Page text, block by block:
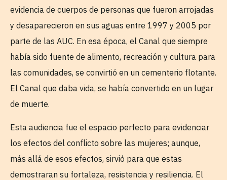
evidencia de cuerpos de personas que fueron arrojadas
y desaparecieron en sus aguas entre 1997 y 2005 por
parte de las AUC. En esa época, el Canal que siempre
había sido fuente de alimento, recreación y cultura para
las comunidades, se convirtió en un cementerio flotante.
El Canal que daba vida, se había convertido en un lugar
de muerte.
Esta audiencia fue el espacio perfecto para evidenciar
los efectos del conflicto sobre las mujeres; aunque,
más allá de esos efectos, sirvió para que estas
demostraran su fortaleza, resistencia y resiliencia. El